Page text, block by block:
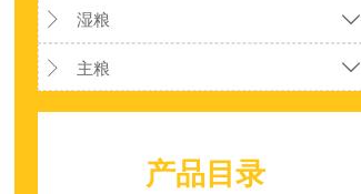
 湿粮 
 主粮 
产品目录